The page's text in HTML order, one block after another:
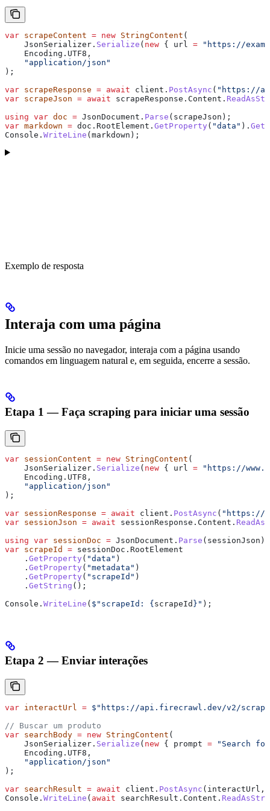
var scrapeContent = new StringContent (
    JsonSerializer
. Serialize ( new { url = "https://
    Encoding
. UTF8 ,
    "application/json"
);
var scrapeResponse = await client . PostAsync ( "https://
var scrapeJson = await scrapeResponse . Content .
using var doc = JsonDocument . Parse ( scrapeJson );
var markdown = doc . RootElement . GetProperty ( "data" ).
Console . WriteLine ( markdown );
Exemplo de resposta
Interaja com uma página
Inicie uma sessão no navegador, interaja com a página usando
comandos em linguagem natural e, em seguida, encerre a sessão.
Etapa 1 — Faça scraping para iniciar uma sessão
var sessionContent = new StringContent (
    JsonSerializer
. Serialize ( new { url = "https://
    Encoding
. UTF8 ,
    "application/json"
);
var sessionResponse = await client . PostAsync ( "https://
var sessionJson = await sessionResponse . Content .
using var sessionDoc = JsonDocument . Parse ( sessionJson );
var scrapeId = sessionDoc . RootElement
    .
GetProperty ( "data" )
    .
GetProperty ( "metadata" )
    .
GetProperty ( "scrapeId" )
    .
GetString ();
Console . WriteLine ( $"scrapeId: {scrapeId } " );
Etapa 2 — Enviar interações
var interactUrl = $"https://api.firecrawl.dev/v2/
// Buscar um produto
var searchBody = new StringContent (
    JsonSerializer
. Serialize ( new { prompt = "Search
    Encoding
. UTF8 ,
    "application/json"
);
var searchResult = await client . PostAsync ( interactUrl ,
Console . WriteLine ( await searchResult . Content .